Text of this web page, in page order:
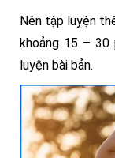
Nên tập luyện
khoảng 15 – 30
luyện bài bản.